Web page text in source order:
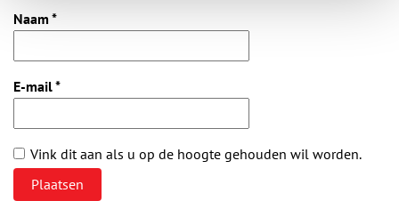
Naam *
E-mail*
Vink dit aan als u op de hoogte gehouden wil worden.